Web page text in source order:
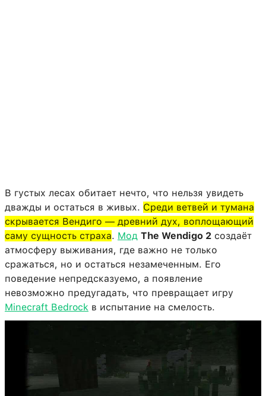
В густых лесах обитает нечто, что нельзя увидеть
дважды и остаться в живых. Среди ветвей и тумана
скрывается Вендиго — древний дух, воплощающий
саму сущность страха. Мод The Wendigo 2 создаёт
атмосферу выживания, где важно не только
сражаться, но и остаться незамеченным. Его
поведение непредсказуемо, а появление
невозможно предугадать, что превращает игру
Minecraft Bedrock в испытание на смелость.